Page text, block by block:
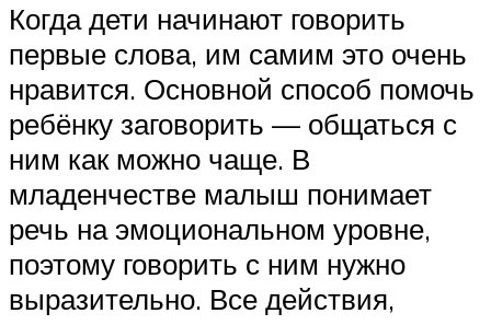
Когда дети начинают говорить
первые слова, им самим это очень
нравится. Основной способ помочь
ребёнку заговорить — общаться с
ним как можно чаще. В
младенчестве малыш понимает
речь на эмоциональном уровне,
поэтому говорить с ним нужно
выразительно. Все действия,